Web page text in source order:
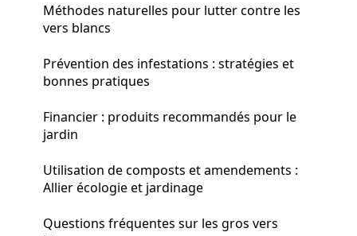
Méthodes naturelles pour lutter contre les
vers blancs
Prévention des infestations : stratégies et
bonnes pratiques
Financier : produits recommandés pour le
jardin
Utilisation de composts et amendements :
Allier écologie et jardinage
Questions fréquentes sur les gros vers